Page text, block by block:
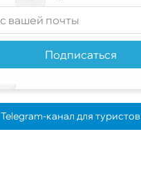
Подписаться
Telegram-канал для туристов